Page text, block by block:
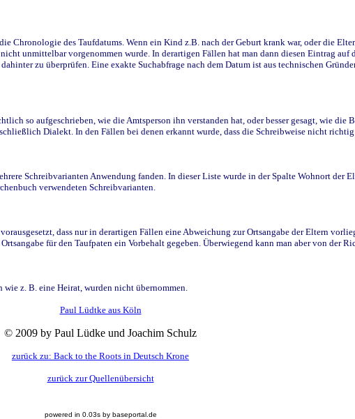
Chronologie des Taufdatums. Wenn ein Kind z.B. nach der Geburt krank war, oder die
unmittelbar vorgenommen wurde. In derartigen Fällen hat man dann diesen Eintrag auf
zu überprüfen. Eine exakte Suchabfrage nach dem Datum ist aus technischen
so aufgeschrieben, wie die Amtsperson ihn verstanden hat, oder besser gesagt, wie die
Dialekt. In den Fällen bei denen erkannt wurde, dass die Schreibweise nicht
Schreibvarianten Anwendung fanden. In dieser Liste wurde in der Spalte Wohnort der
verwendeten Schreibvarianten.
dass nur in derartigen Fällen eine Abweichung zur Ortsangabe der Eltern
für den Taufpaten ein Vorbehalt gegeben. Überwiegend kann man aber von der
z. B. eine Heirat, wurden nicht übernommen.
Paul Lüdtke aus Köln
© 2009 by Paul Lüdke und Joachim Schulz
zurück zu: Back to the Roots in Deutsch Krone
zurück zur Quellenübersicht
powered in 0.03s by baseportal.de